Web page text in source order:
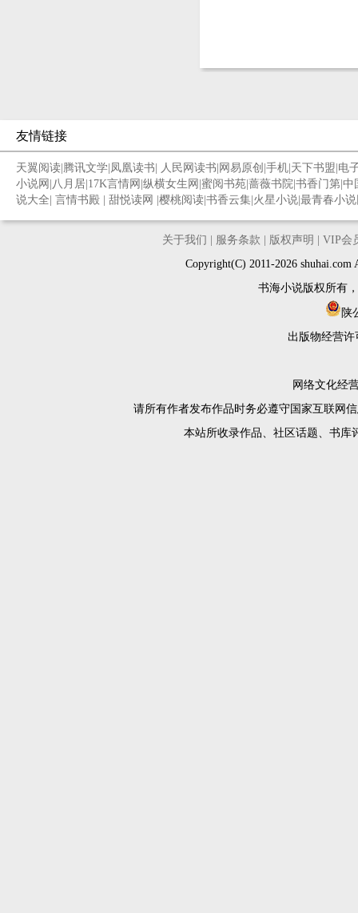
友情链接
天翼阅读 腾讯文学 凤凰读书 人民网读书 网易原创 手机 天下书盟 电
小说网 八月居 17K言情网 纵横女生网 蜜阅书苑 蔷薇书院 书香门第 中
说大全 言情书殿 甜悦读网 樱桃阅读 书香云集 火星小说 最青春小
关于我们 服务条款 版权声明
VIP会
Copyright(C) 2011-2026
书海小说版权所有
陕
出版物经营许
网络文化经
请所有作者发布作品时务必遵守国家互联网
本站所收录作品、社区话题、书库